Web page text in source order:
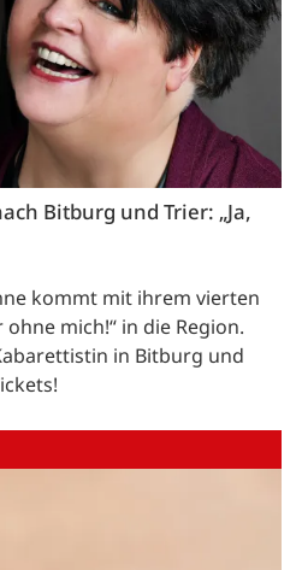
Bitburg und Trier: „Ja,
kommt mit ihrem vierten
mich!“ in die Region.
in Bitburg und